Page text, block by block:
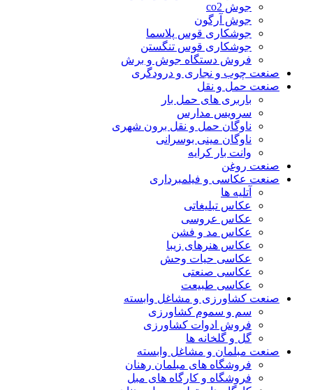
جوش co2
جوش آرگون
جوشکاری قوس پلاسما
جوشکاری قوس تنگستن
فروش دستگاه جوش و برش
صنعت چوب و نجاری و درودگری
صنعت حمل و نقل
باربری های حمل بار
سرویس مدارس
ناوگان حمل و نقل برون شهری
ناوگان مینی بوسرانی
وانت بار کرایه
صنعت روغن
صنعت عکاسی و فیلمبرداری
آتلیه ها
عکاس تبلیغاتی
عکاس عروسی
عکاس مد و فشن
عکاس هنرهای زیبا
عکاسی حیات وحش
عکاسی صنعتی
عکاسی طبیعت
صنعت کشاورزی و مشاغل وابسته
سم و سموم کشاورزی
فروش ادوات کشاورزی
گل و گلخانه ها
صنعت مبلمان و مشاغل وابسته
فروشگاه های مبلمان رهنان
فروشگاه و کارگاه های مبل